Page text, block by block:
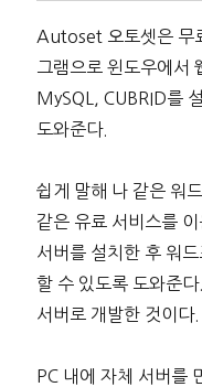
Autoset 오토셋은 무
그램으로 윈도우에
MySQL, CUBRID를
도와준다.
쉽게 말해 나 같은 워
같은 유료 서비스를
서버를 설치한 후 워
할 수 있도록 도와준
서버로 개발한 것이다.
PC 내에 자체 서버를